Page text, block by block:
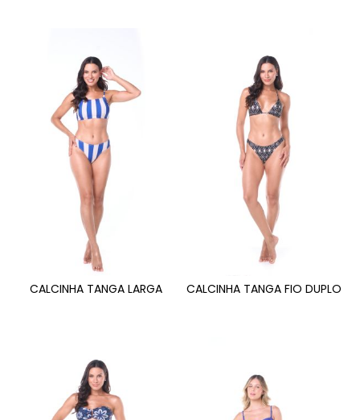
CALCINHA TANGA LARGA CALCINHA TANGA FIO DUPLO